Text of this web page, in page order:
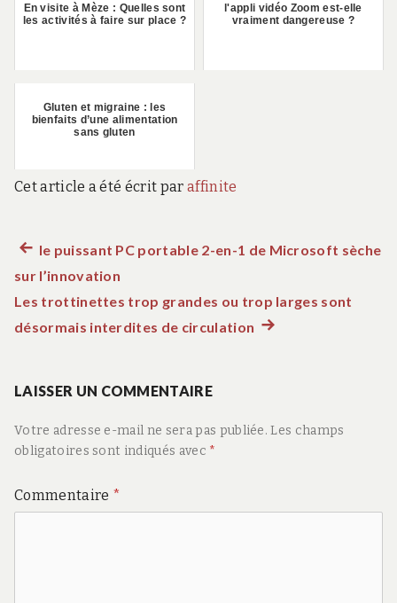
En visite à Mèze : Quelles sont
les activités à faire sur place ?
l'appli vidéo Zoom est-elle
vraiment dangereuse ?
Gluten et migraine : les
bienfaits d’une alimentation
sans gluten
Cet article a été écrit par affinite
Navigation
de
Article
précédent :
le puissant PC portable 2-en-1 de Microsoft sèche
sur l’innovation
Les trottinettes trop grandes ou trop larges sont
désormais interdites de circulation Article
LAISSER UN COMMENTAIRE
Votre adresse e-mail ne sera pas publiée. Les champs
obligatoires sont indiqués avec *
Commentaire *